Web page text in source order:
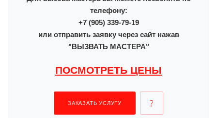
телефону:
+7 (905) 339-79-19
или отправить заявку через сайт нажав
"ВЫЗВАТЬ МАСТЕРА"
ПОСМОТРЕТЬ ЦЕНЫ
ЗАКАЗАТЬ УСЛУГУ